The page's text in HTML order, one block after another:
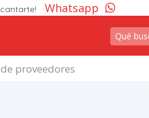
Whatsapp
proveedores